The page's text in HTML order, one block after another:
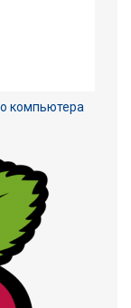
компьютера